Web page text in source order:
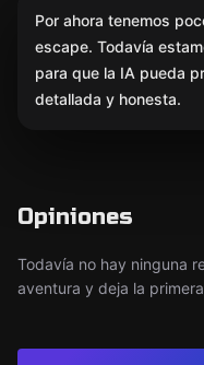
Por ahora tenemos
escape. Todavía
para que la IA pueda
detallada y honesta.
Opiniones
Todavía no hay ninguna
aventura y deja la